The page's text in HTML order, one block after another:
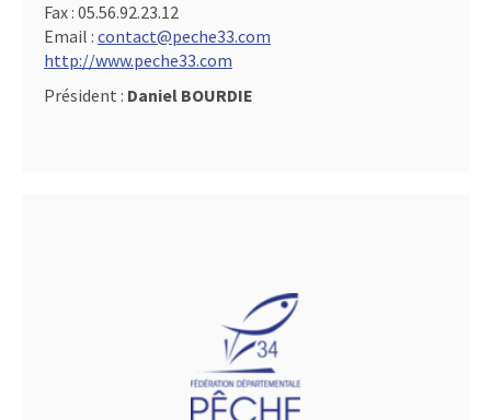
Fax : 05.56.92.23.12
Email : contact@peche33.com
http://www.peche33.com
Président : Daniel BOURDIE